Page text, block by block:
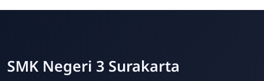
SMK Negeri 3 Surakarta